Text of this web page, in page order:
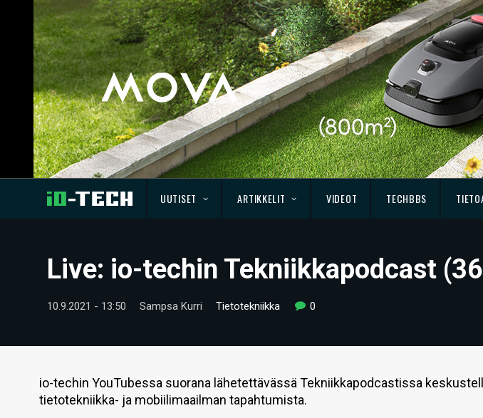
UUTISET ARTIKKELIT VIDEOT TECHBBS
Live: io-techin Tekniikkapodcast
10.9.2021 - 13:50 Sampsa Kurri Tietotekniikka 0
io-techin YouTubessa suorana lähetettävässä Tekniikkapodcastissa
tietotekniikka- ja mobiilimaailman tapahtumista.